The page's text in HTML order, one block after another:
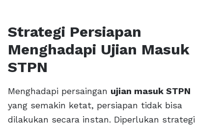
Strategi Persiapan
Menghadapi Ujian Masuk
STPN
Menghadapi persaingan ujian masuk STPN
yang semakin ketat, persiapan tidak bisa
dilakukan secara instan. Diperlukan strategi